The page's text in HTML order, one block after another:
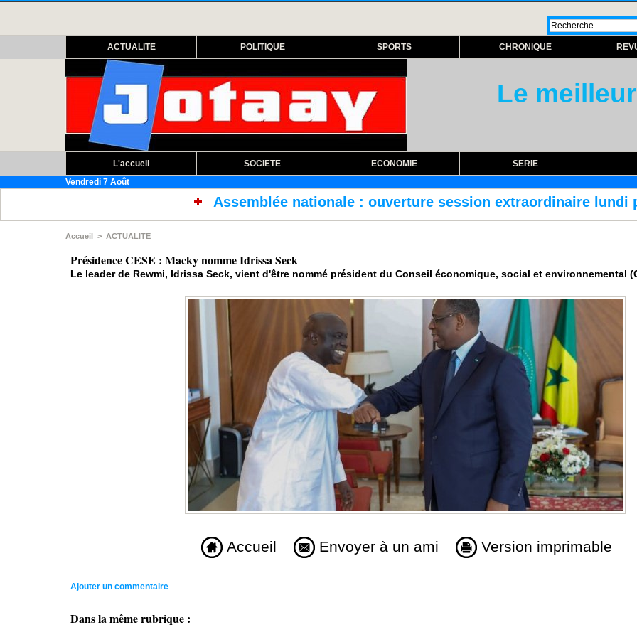
ACTUALITE POLITIQUE SPORTS CHRONIQUE
Le
L'accueil SOCIETE ECONOMIE SERIE
Vendredi 7 Août
Assemblée nationale : ouverture session extraordinaire lundi prochain
Accueil > ACTUALITE
Présidence CESE : Macky nomme Idrissa Seck
Le leader de Rewmi, Idrissa Seck, vient d'être nommé président du Conseil économique, social et environnemental
Accueil Envoyer à un ami Version imprimable
Ajouter un commentaire
Dans la même rubrique :